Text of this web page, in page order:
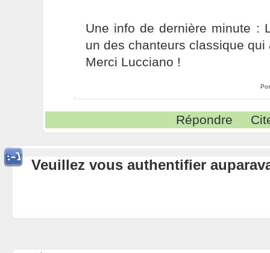
Une info de dernière minute :
un des chanteurs classique
Merci Lucciano !
Répondre
Veuillez vous authentifier